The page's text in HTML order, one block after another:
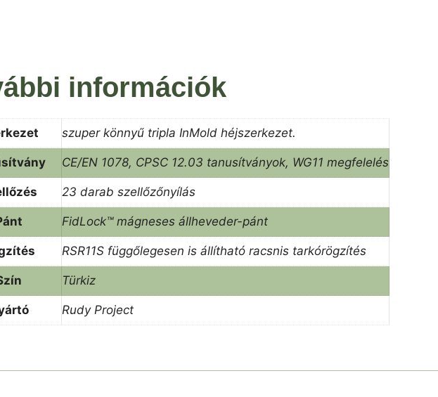
információk
szuper könnyű tripla InMold héjszerkezet.
CE/EN 1078, CPSC 12.03 tanusítványok, WG11 megfelelés
23 darab szellőzőnyílás
FidLock™ mágneses állheveder-pánt
RSR11S függőlegesen is állítható racsnis tarkórögzítés
Türkiz
Rudy Project